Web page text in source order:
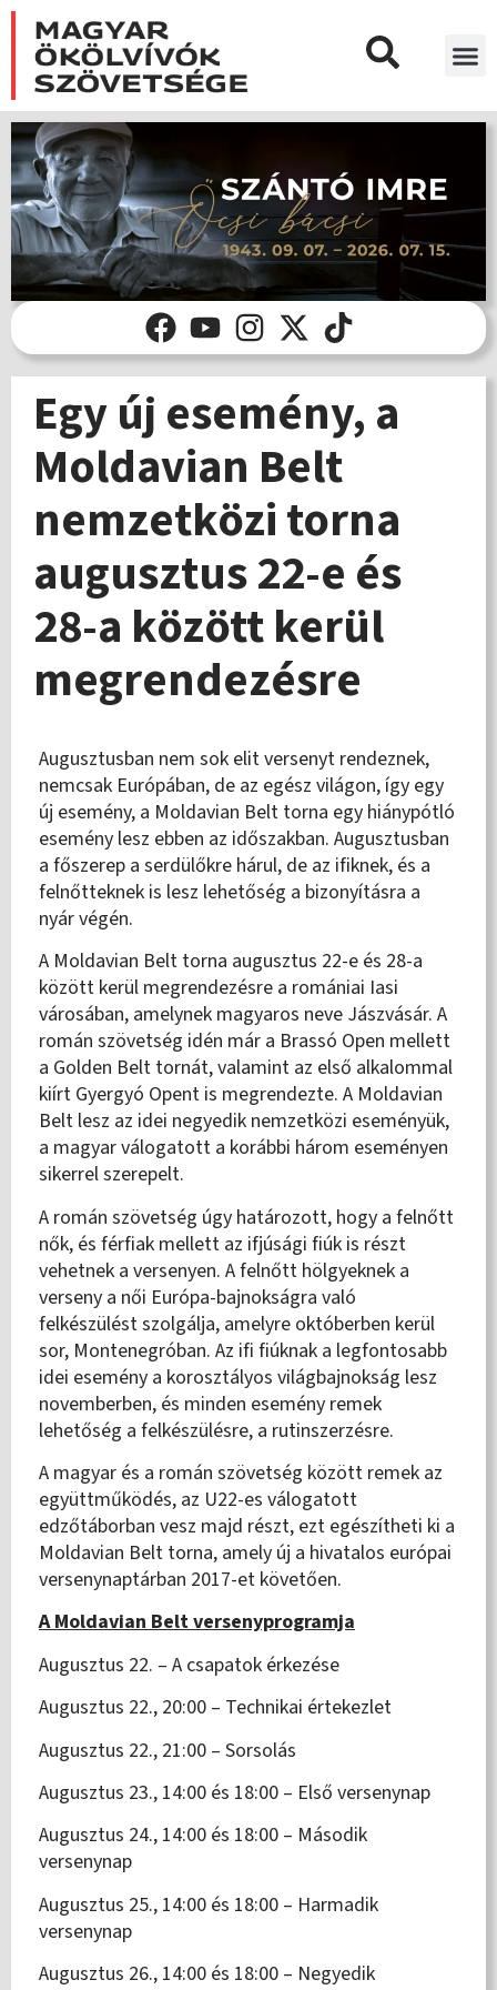
Egy új esemény, a
Moldavian Belt
nemzetközi torna
augusztus 22-e és
28-a között kerül
megrendezésre
Augusztusban nem sok elit versenyt rendeznek,
nemcsak Európában, de az egész világon, így egy
új esemény, a Moldavian Belt torna egy hiánypótló
esemény lesz ebben az időszakban. Augusztusban
a főszerep a serdülőkre hárul, de az ifiknek, és a
felnőtteknek is lesz lehetőség a bizonyításra a
nyár végén.
A Moldavian Belt torna augusztus 22-e és 28-a
között kerül megrendezésre a romániai Iasi
városában, amelynek magyaros neve Jászvásár. A
román szövetség idén már a Brassó Open mellett
a Golden Belt tornát, valamint az első alkalommal
kiírt Gyergyó Opent is megrendezte. A Moldavian
Belt lesz az idei negyedik nemzetközi eseményük,
a magyar válogatott a korábbi három eseményen
sikerrel szerepelt.
A román szövetség úgy határozott, hogy a felnőtt
nők, és férfiak mellett az ifjúsági fiúk is részt
vehetnek a versenyen. A felnőtt hölgyeknek a
verseny a női Európa-bajnokságra való
felkészülést szolgálja, amelyre októberben kerül
sor, Montenegróban. Az ifi fiúknak a legfontosabb
idei esemény a korosztályos világbajnokság lesz
novemberben, és minden esemény remek
lehetőség a felkészülésre, a rutinszerzésre.
A magyar és a román szövetség között remek az
együttműködés, az U22-es válogatott
edzőtáborban vesz majd részt, ezt egészítheti ki a
Moldavian Belt torna, amely új a hivatalos európai
versenynaptárban 2017-et követően.
A Moldavian Belt versenyprogramja
Augusztus 22. – A csapatok érkezése
Augusztus 22., 20:00 – Technikai értekezlet
Augusztus 22., 21:00 – Sorsolás
Augusztus 23., 14:00 és 18:00 – Első versenynap
Augusztus 24., 14:00 és 18:00 – Második
versenynap
Augusztus 25., 14:00 és 18:00 – Harmadik
versenynap
Augusztus 26., 14:00 és 18:00 – Negyedik